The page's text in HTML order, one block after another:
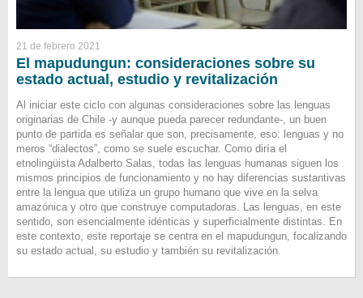
21 de febrero 2021
El mapudungun: consideraciones sobre su
estado actual, estudio y revitalización
Al iniciar este ciclo con algunas consideraciones sobre las lenguas
originarias de Chile -y aunque pueda parecer redundante-, un buen
punto de partida es señalar que son, precisamente, eso: lenguas y no
meros “dialectos”, como se suele escuchar. Como diría el
etnolingüista Adalberto Salas, todas las lenguas humanas siguen los
mismos principios de funcionamiento y no hay diferencias sustantivas
entre la lengua que utiliza un grupo humano que vive en la selva
amazónica y otro que construye computadoras. Las lenguas, en este
sentido, son esencialmente idénticas y superficialmente distintas. En
este contexto, este reportaje se centra en el mapudungun, focalizando
su estado actual, su estudio y también su revitalización.